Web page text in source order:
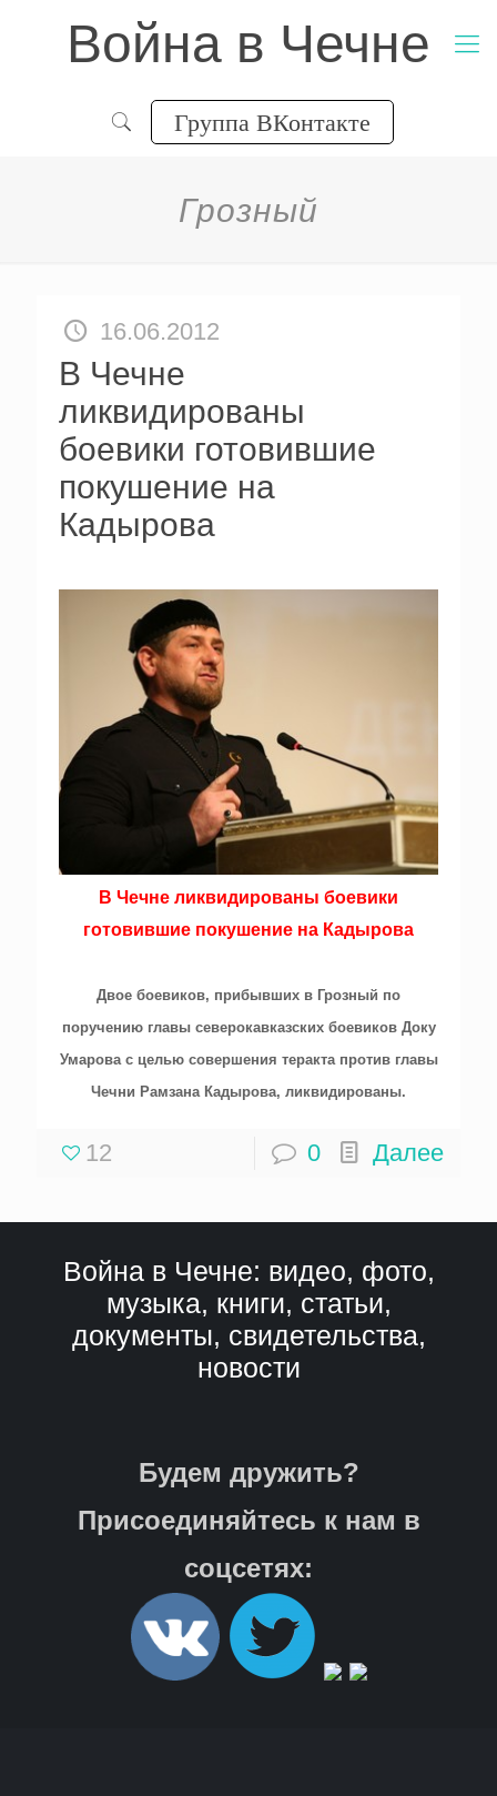
Война в Чечне
Группа ВКонтакте
Грозный
16.06.2012
В Чечне
ликвидированы
боевики готовившие
покушение на
Кадырова
В Чечне ликвидированы боевики
готовившие покушение на Кадырова
Двое боевиков, прибывших в Грозный по
поручению главы северокавказских боевиков Доку
Умарова с целью совершения теракта против главы
Чечни Рамзана Кадырова, ликвидированы.
12 0 Далее
Война в Чечне: видео, фото,
музыка, книги, статьи,
документы, свидетельства,
новости
Будем дружить?
Присоединяйтесь к нам в
соцсетях: